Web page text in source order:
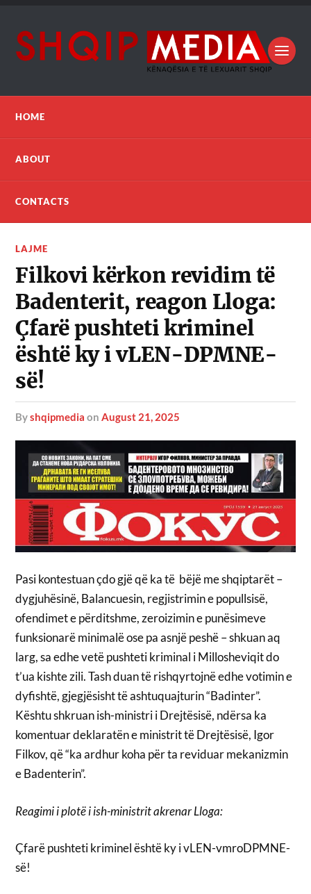
HOME
ABOUT
CONTACTS
LAJME
Filkovi kërkon revidim të
Badenterit, reagon Lloga:
Çfarë pushteti kriminel
është ky i vLEN-DPMNE-
së!
byshqipmedia onAugust 21, 2025
Pasi kontestuan çdo gjë që ka të bëjë me shqiptarët –
dygjuhësinë, Balancuesin, regjistrimin e popullsisë,
ofendimet e përditshme, zeroizimin e punësimeve
funksionarë minimalë ose pa asnjë peshë – shkuan aq
larg, sa edhe vetë pushteti kriminal i Millosheviqit do
t’ua kishte zili. Tash duan të rishqyrtojnë edhe votimin e
dyfishtë, gjegjësisht të ashtuquajturin “Badinter”.
Kështu shkruan ish-ministri i Drejtësisë, ndërsa ka
komentuar deklaratën e ministrit të Drejtësisë, Igor
Filkov, që “ka ardhur koha për ta reviduar mekanizmin
e Badenterin”.
Reagimi i plotë i ish-ministrit akrenar Lloga:
Çfarë pushteti kriminel është ky i vLEN-vmroDPMNE-
së!